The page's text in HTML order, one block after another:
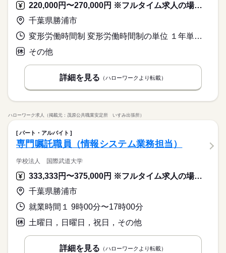
220,000円〜270,000円 ※フルタイム求人の場合は月額（換算額）、パート求人の場合は時間額を表示しています。
千葉県勝浦市
変形労働時間制 変形労働時間制の単位 １年単位 就業時間１ 21時00分〜7時00分 就業時間に関する特記事項 休憩時間は仮眠室をご利用いただけます。
その他
詳細を見る （ハローワークより転載）
ハローワーク求人（掲載元：茂原公共職業安定所 いすみ出張所）
パート・アルバイト
専門嘱託職員（情報システム業務担当）
学校法人 国際武道大学
333,333円〜375,000円 ※フルタイム求人の場合は月額（換算額）、パート求人の場合は時間額を表示しています。
千葉県勝浦市
就業時間１ 9時00分〜17時00分
土曜日，日曜日，祝日，その他
詳細を見る （ハローワークより転載）